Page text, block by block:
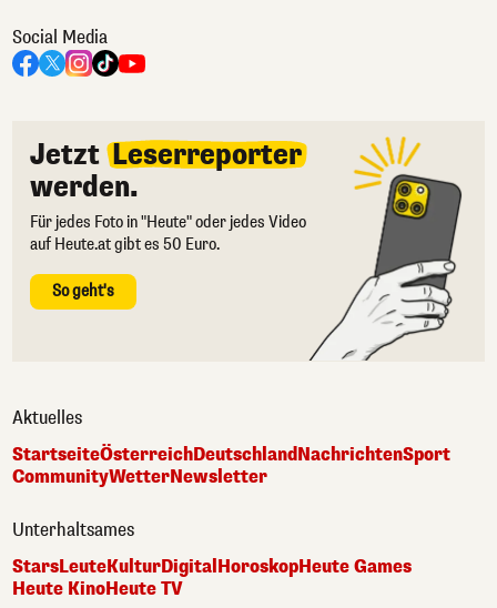
Social Media
Jetzt Leserreporter
werden.
Für jedes Foto in "Heute" oder jedes Video
auf Heute.at gibt es 50 Euro.
So geht's
Aktuelles
StartseiteÖsterreichDeutschlandNachrichtenSport
CommunityWetterNewsletter
Unterhaltsames
StarsLeuteKulturDigitalHoroskopHeute Games
Heute KinoHeute TV